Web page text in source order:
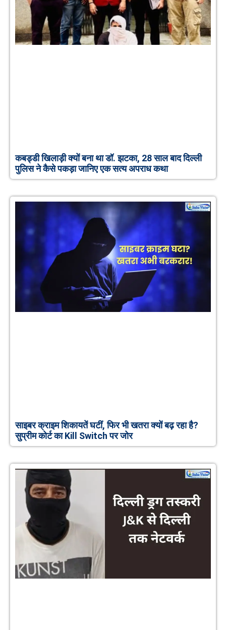
कबड्डी खिलाड़ी क्यों बना था डॉ. झटका, 28 साल बाद दिल्ली
पुलिस ने कैसे पकड़ा जानिए एक सत्य अपराध कथा
साइबर क्राइम शिकायतें घटीं, फिर भी खतरा क्यों बढ़ रहा है?
सुप्रीम कोर्ट का Kill Switch पर जोर